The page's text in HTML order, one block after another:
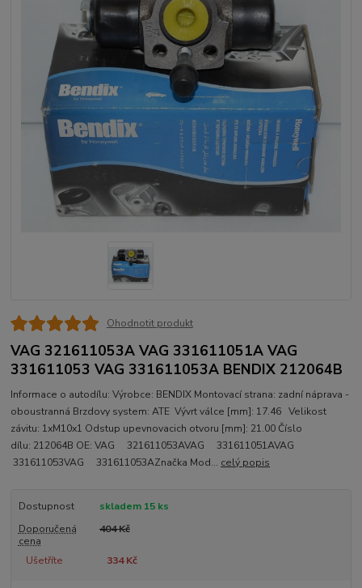
Ohodnotit produkt
VAG 321611053A VAG 331611051A VAG
331611053 VAG 331611053A BENDIX 212064B
Informace o autodílu: Výrobce: BENDIX Montovací strana: zadní náprava -
oboustranná Brzdovy system: ATE Vývrt válce [mm]: 17.46 Velikost
závitu: 1xM10x1 Odstup upevnovacich otvoru [mm]: 21.00 Číslo
dílu: 212064B OE: VAG 321611053AVAG 331611051AVAG
331611053VAG 331611053AZnačka Mod... celý popis
Dostupnost
skladem 15 ks
Doporučená
cena
404 Kč
Ušetříte 334 Kč